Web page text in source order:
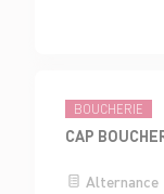
BOUCHERIE
CAP
Alternance